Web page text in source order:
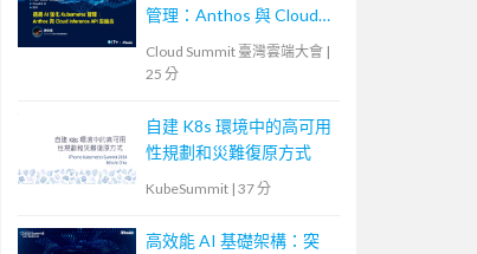
管理：Anthos 與 Cloud
Inference API 的結合
Cloud Summit 臺灣雲端大會 |
25 分
自建 K8s 環境中的高可用
性規劃和災難復原方式
KubeSummit | 37 分
高效能 AI 基礎架構：突